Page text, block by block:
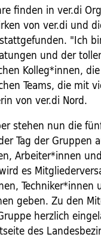
finden in ver.di
von ver.di und
"Ich
und der
Kolleg*innen,
Teams, die mit
von ver.di Nord.
stehen nun die
Tag der Gruppen
Arbeiter*innen
es
geben. Zu den
herzlich
des